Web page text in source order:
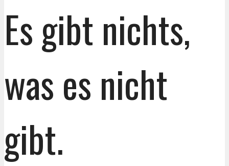
Es gibt nichts,
was es nicht
gibt.